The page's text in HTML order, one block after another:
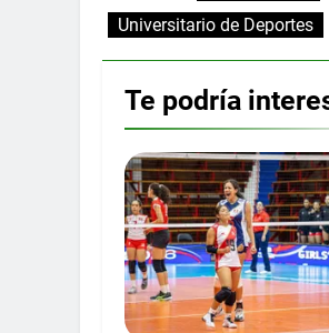
Universitario de Deportes
Te podría